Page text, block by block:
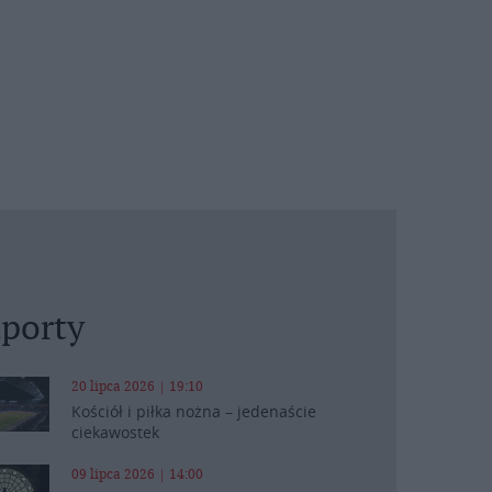
20 lipca 2026 | 19:10
Kościół i piłka nożna – jedenaście
ciekawostek
09 lipca 2026 | 14:00